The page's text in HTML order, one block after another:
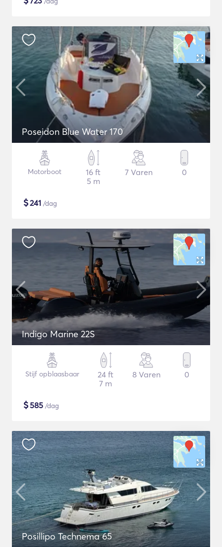
Poseidon Blue Water 170
Motorboot
16 ft
5 m
7 Varen 0
$241 /dag
Indigo Marine 22S
Stijf opblaasbaar
24 ft
7 m
8 Varen 0
$585 /dag
Posillipo Technema 65